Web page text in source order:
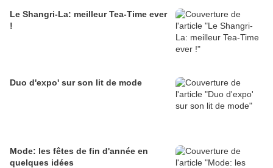
Le Shangri-La: meilleur Tea-Time ever
!
Duo d'expo' sur son lit de mode
Mode: les fêtes de fin d'année en
quelques idées